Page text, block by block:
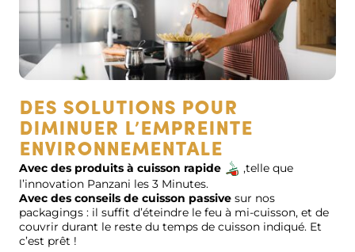
DES SOLUTIONS POUR
DIMINUER L’EMPREINTE
ENVIRONNEMENTALE
Avec des produits à cuisson rapide
,telle que
l’innovation Panzani les 3 Minutes.
Avec des conseils de cuisson passive sur nos
packagings : il suffit d’éteindre le feu à mi-cuisson, et de
couvrir durant le reste du temps de cuisson indiqué. Et
c’est prêt !